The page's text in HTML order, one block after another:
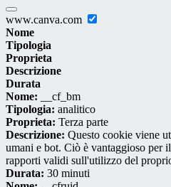
www.canva.com
Nome
Tipologia
Proprieta
Descrizione
Durata
Nome: __cf_bm
Tipologia: analitico
Proprieta: Terza parte
Descrizione: Questo cookie viene
umani e bot. Ciò è vantaggioso per
rapporti validi sull'utilizzo del
Durata: 30 minuti